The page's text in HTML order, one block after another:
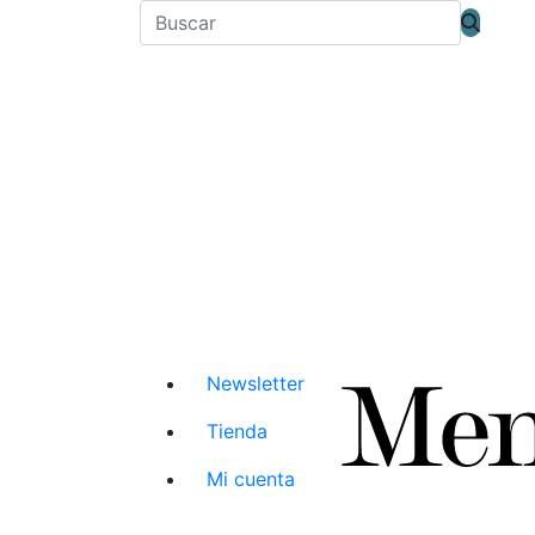
Newsletter
Tienda
Mi cuenta